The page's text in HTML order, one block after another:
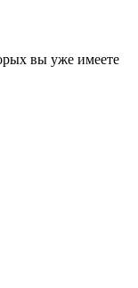
вы уже имеете